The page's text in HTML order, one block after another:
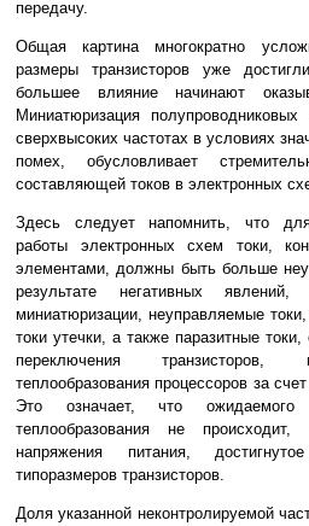
передачу.
Общая картина многократно
размеры транзисторов уже
большее влияние начинают
Миниатюризация
сверхвысоких частотах в условиях
помех, обусловливает
составляющей токов в электронных
Здесь следует напомнить, что для
работы электронных схем токи,
элементами, должны быть больше
результате негативных
миниатюризации, неуправляемые
токи утечки, а также паразитные
переключения транзисторов,
теплообразования процессоров за
Это означает, что ожидаемого
теплообразования не
напряжения питания,
типоразмеров транзисторов.
Доля указанной неконтролируемой